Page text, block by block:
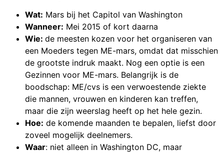
Wat: Mars bij het Capitol van Washington
Wanneer: Mei 2015 of kort daarna
Wie: de meesten kozen voor het organiseren van
een Moeders tegen ME-mars, omdat dat misschien
de grootste indruk maakt. Nog een optie is een
Gezinnen voor ME-mars. Belangrijk is de
boodschap: ME/cvs is een verwoestende ziekte
die mannen, vrouwen en kinderen kan treffen,
maar die zijn weerslag heeft op het hele gezin.
Hoe: de komende maanden te bepalen, liefst door
zoveel mogelijk deelnemers.
Waar: niet alleen in Washington DC, maar